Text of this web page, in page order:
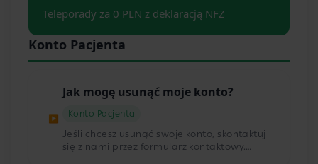
Konto Pacjenta
▶
Jak mogę usunąć moje konto?
Konto Pacjenta
Jeśli chcesz usunąć swoje konto, skontaktuj
się z nami przez formularz kontaktowy.
Teleporady za 0 PLN z deklaracją NFZ